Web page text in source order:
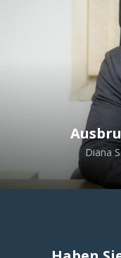
Diana